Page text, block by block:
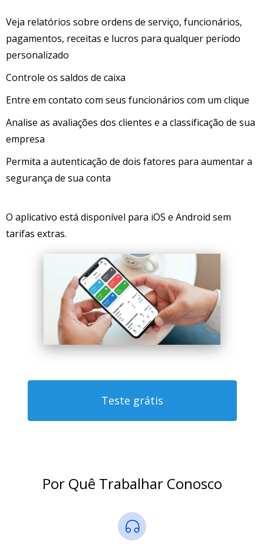
Veja relatórios sobre ordens de serviço, funcionários,
pagamentos, receitas e lucros para qualquer período
personalizado
Controle os saldos de caixa
Entre em contato com seus funcionários com um clique
Analise as avaliações dos clientes e a classificação de sua
empresa
Permita a autenticação de dois fatores para aumentar a
segurança de sua conta
O aplicativo está disponível para iOS e Android sem
tarifas extras.
Teste grátis
Por Quê Trabalhar Conosco